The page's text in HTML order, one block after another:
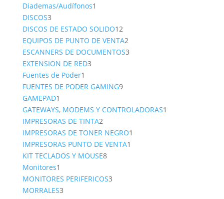
productos
Diademas/Audífonos1
DISCOS33
productos
DISCOS DE ESTADO SOLIDO1212
productos
EQUIPOS DE PUNTO DE VENTA22
productos
ESCANNERS DE DOCUMENTOS33
EXTENSION DE RED33
Fuentes de Poder1
producto
FUENTES DE PODER GAMING99
GAMEPAD1
producto
GATEWAYS, MODEMS Y CONTROLADORAS1
IMPRESORAS DE TINTA22
productos
IMPRESORAS DE TONER NEGRO1
IMPRESORAS PUNTO DE VENTA1
KIT TECLADOS Y MOUSE88
Monitores1
producto
MONITORES PERIFERICOS33
MORRALES33